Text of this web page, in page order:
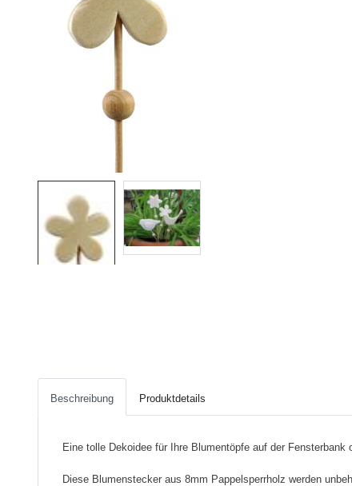
Beschreibung Produktdetails
Eine tolle Dekoidee für Ihre Blumentöpfe auf der
Diese Blumenstecker aus 8mm Pappelsperrholz werden